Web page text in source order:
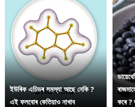
ইউৰিক এচিডৰ সমস্যা আছে নেকি ?
এই ফলবোৰ কেতিয়াও নাখাব
কৰে ?